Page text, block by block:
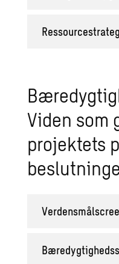
Viden som
projektets